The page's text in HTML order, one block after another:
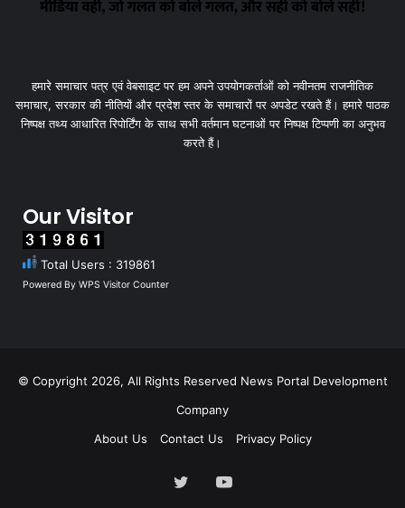
हमारे समाचार पत्र एवं वेबसाइट पर हम अपने उपयोगकर्ताओं को नवीनतम राजनीतिक
समाचार, सरकार की नीतियों और प्रदेश स्तर के समाचारों पर अपडेट रखते हैं। हमारे पाठक
निष्पक्ष तथ्य आधारित रिपोर्टिंग के साथ सभी वर्तमान घटनाओं पर निष्पक्ष टिप्पणी का अनुभव
करते हैं।
Our Visitor
Total Users : 319861
Powered By WPS Visitor Counter
© Copyright 2026, All Rights Reserved News Portal Development
Company
About Us
Contact Us Privacy Policy
TwitterYouTube